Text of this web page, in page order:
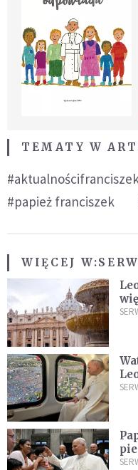
TEMATY W
#papież franciszek
WIĘCEJ W:
ją